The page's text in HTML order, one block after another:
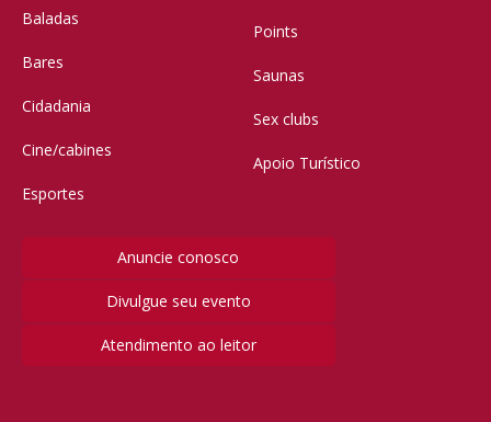
Baladas
Bares
Cidadania
Cine/cabines
Esportes
Points
Saunas
Sex clubs
Apoio Turístico
Anuncie conosco
Divulgue seu evento
Atendimento ao leitor